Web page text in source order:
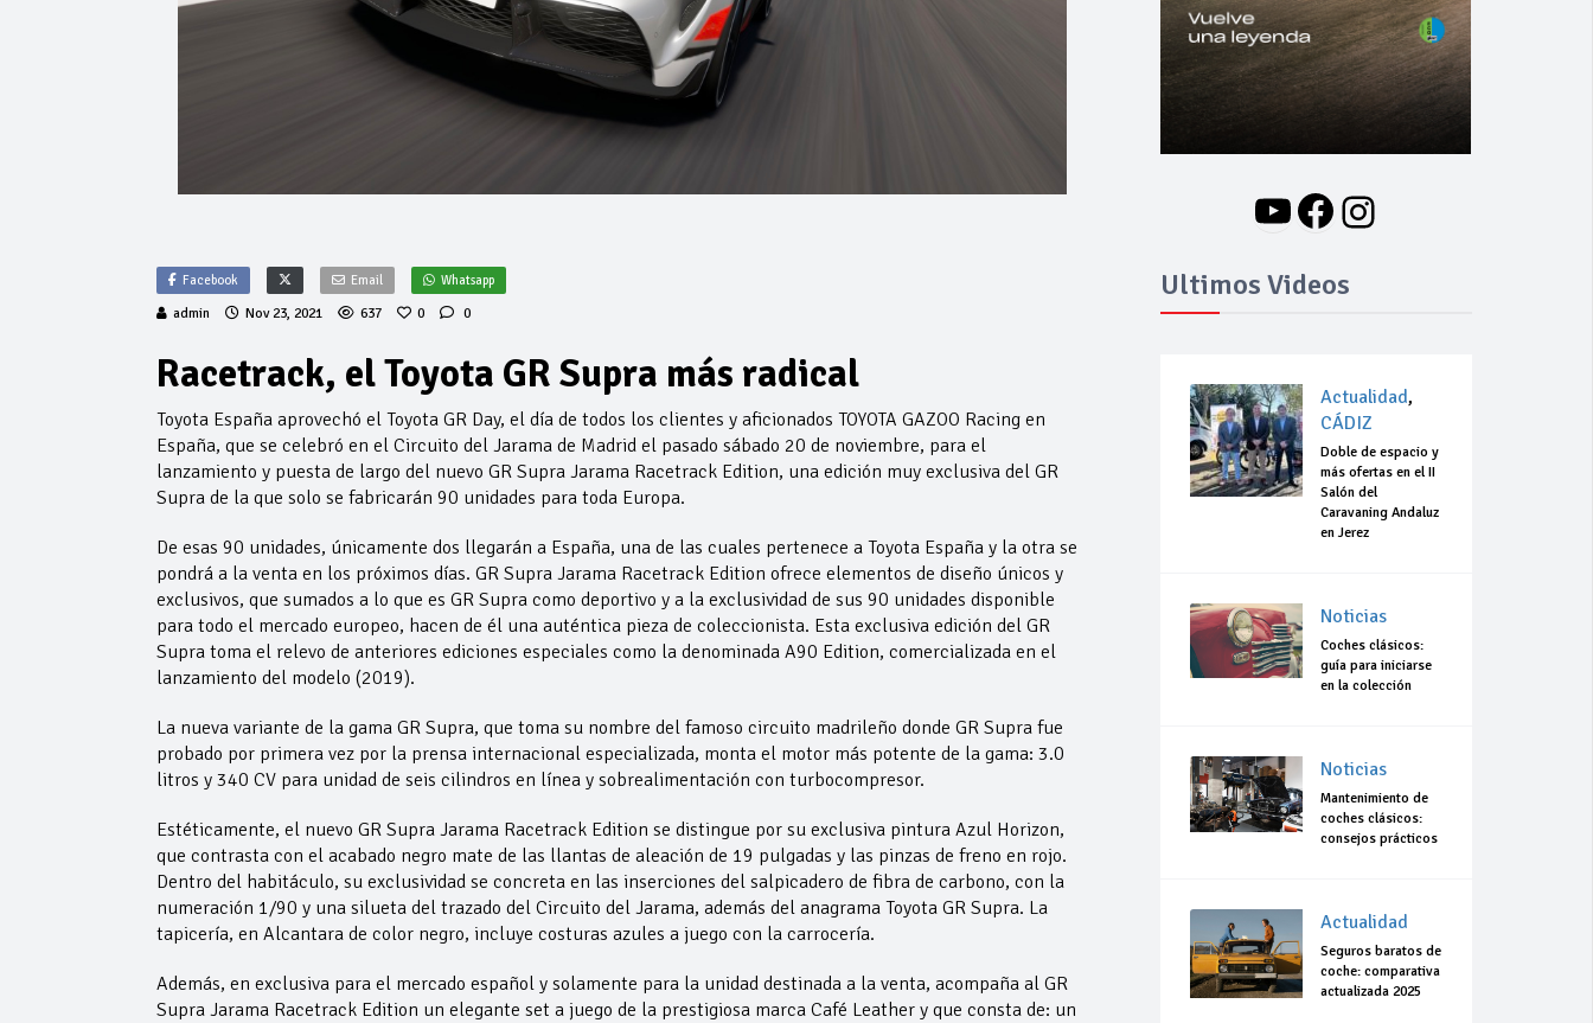
Facebook Email Whatsapp
admin Nov 23, 2021 637 0 0
Racetrack, el Toyota GR Supra más radical
Toyota España aprovechó el Toyota GR Day, el día de todos los clientes y aficionados TOYOTA GAZOO Racing en
España, que se celebró en el Circuito del Jarama de Madrid el pasado sábado 20 de noviembre, para el
lanzamiento y puesta de largo del nuevo GR Supra Jarama Racetrack Edition, una edición muy exclusiva del GR
Supra de la que solo se fabricarán 90 unidades para toda Europa.
De esas 90 unidades, únicamente dos llegarán a España, una de las cuales pertenece a Toyota España y la otra se
pondrá a la venta en los próximos días. GR Supra Jarama Racetrack Edition ofrece elementos de diseño únicos y
exclusivos, que sumados a lo que es GR Supra como deportivo y a la exclusividad de sus 90 unidades disponible
para todo el mercado europeo, hacen de él una auténtica pieza de coleccionista. Esta exclusiva edición del GR
Supra toma el relevo de anteriores ediciones especiales como la denominada A90 Edition, comercializada en el
lanzamiento del modelo (2019).
La nueva variante de la gama GR Supra, que toma su nombre del famoso circuito madrileño donde GR Supra fue
probado por primera vez por la prensa internacional especializada, monta el motor más potente de la gama: 3.0
litros y 340 CV para unidad de seis cilindros en línea y sobrealimentación con turbocompresor.
Estéticamente, el nuevo GR Supra Jarama Racetrack Edition se distingue por su exclusiva pintura Azul Horizon,
que contrasta con el acabado negro mate de las llantas de aleación de 19 pulgadas y las pinzas de freno en rojo.
Dentro del habitáculo, su exclusividad se concreta en las inserciones del salpicadero de fibra de carbono, con la
numeración 1/90 y una silueta del trazado del Circuito del Jarama, además del anagrama Toyota GR Supra. La
tapicería, en Alcantara de color negro, incluye costuras azules a juego con la carrocería.
Además, en exclusiva para el mercado español y solamente para la unidad destinada a la venta, acompaña al GR
Supra Jarama Racetrack Edition un elegante set a juego de la prestigiosa marca Café Leather y que consta de: un
YouTube
Facebook
Instagram
Ultimos Videos
Actualidad,
CÁDIZ
Doble de espacio y
más ofertas en el II
Salón del
Caravaning Andaluz
en Jerez
Noticias
Coches clásicos:
guía para iniciarse
en la colección
Noticias
Mantenimiento de
coches clásicos:
consejos prácticos
Actualidad
Seguros baratos de
coche: comparativa
actualizada 2025